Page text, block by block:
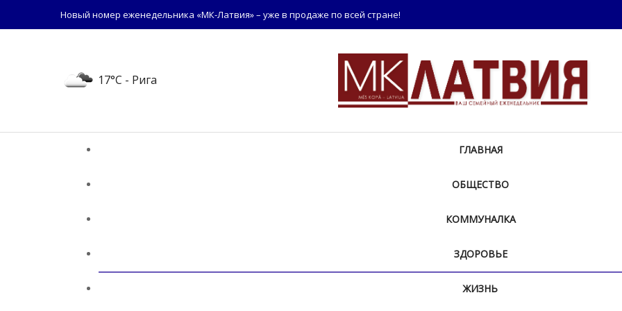
Новый номер еженедельника «МК-Латвия» – уже в продаже по всей стране!
17°C - Рига
ГЛАВНАЯ
ОБЩЕСТВО
КОММУНАЛКА
ЗДОРОВЬЕ
ЖИЗНЬ